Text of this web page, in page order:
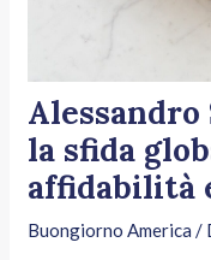
Alessandro
la sfida
affidabilità
Buongiorno America /